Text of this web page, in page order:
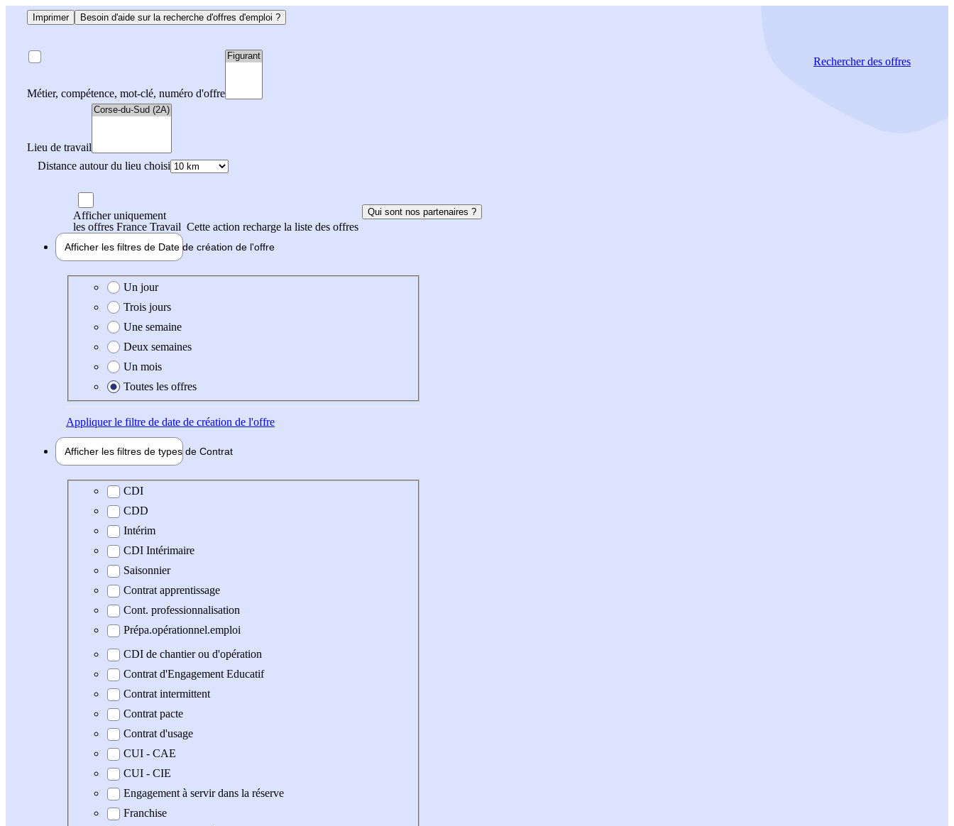
Imprimer Besoin d'aide sur la recherche d'offres d'emploi ?
Métier, compétence, mot-clé, numéro d'offre
Lieu de travail
Distance autour du lieu choisi
Rechercherdes offres
Afficher uniquement
les offres France Travail Cette action recharge la liste des offres
Qui sont nos partenaires ?
Afficher les filtres de Date de création de l'offre
Date de création de l'offre
Un jour
Trois jours
Une semaine
Deux semaines
Un mois
Toutes les offres
Appliquerle filtre de date de création de l'offre
Afficher les filtres de types de Contrat
Type de contrat
CDI
CDD
Intérim
CDI Intérimaire
Saisonnier
Contrat apprentissage
Cont. professionnalisation
Prépa.opérationnel.emploi
CDI de chantier ou d'opération
Contrat d'Engagement Educatif
Contrat intermittent
Contrat pacte
Contrat d'usage
CUI - CAE
CUI - CIE
Engagement à servir dans la réserve
Franchise